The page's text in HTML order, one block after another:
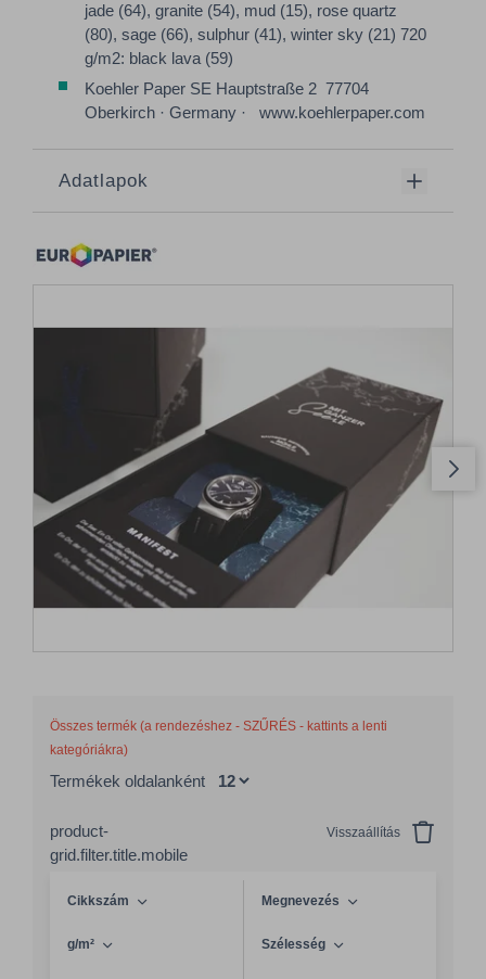
jade (64), granite (54), mud (15), rose quartz
(80), sage (66), sulphur (41), winter sky (21) 720
g/m2: black lava (59)
Koehler Paper SE Hauptstraße 2 77704
Oberkirch · Germany · www.koehlerpaper.com
Adatlapok
Összes termék (a rendezéshez - SZŰRÉS - kattints a lenti
kategóriákra)
Termékek oldalanként
product-
grid.filter.title.mobile
Visszaállítás
Cikkszám Megnevezés
g/m² Szélesség